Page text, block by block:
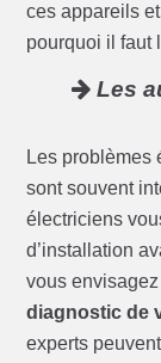
ces appareils
pourquoi il faut
Les
Les problèmes
sont souvent
électriciens
d’installation
vous
diagnostic de
experts